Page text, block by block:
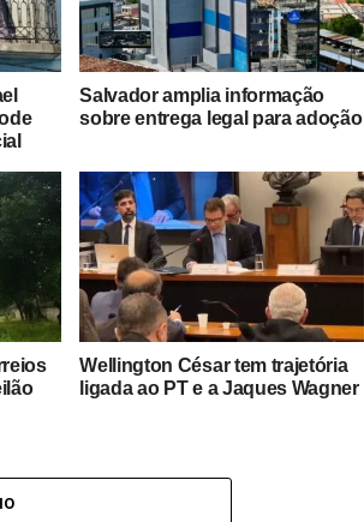
Salvador amplia informação
sobre entrega legal para adoção
Wellington César tem trajetória
ligada ao PT e a Jaques Wagner